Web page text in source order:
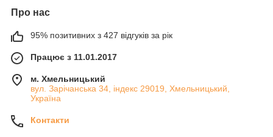
Про нас
95% позитивних з 427 відгуків за рік
Працює з 11.01.2017
м. Хмельницький
вул. Зарічанська 34, індекс 29019, Хмельницький,
Україна
Контакти